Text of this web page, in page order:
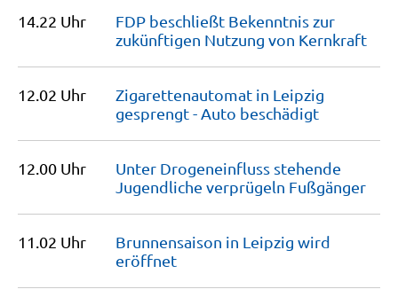
14.22 Uhr
FDP beschließt Bekenntnis zur
zukünftigen Nutzung von Kernkraft
12.02 Uhr
Zigarettenautomat in Leipzig
gesprengt - Auto beschädigt
12.00 Uhr
Unter Drogeneinfluss stehende
Jugendliche verprügeln Fußgänger
11.02 Uhr
Brunnensaison in Leipzig wird
eröffnet